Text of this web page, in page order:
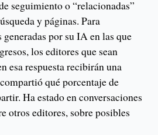
seguimiento o “relacionadas”
y páginas. Para
generadas por su IA en las que
los editores que sean
esa respuesta recibirán una
qué porcentaje de
Ha estado en conversaciones
otros editores, sobre posibles